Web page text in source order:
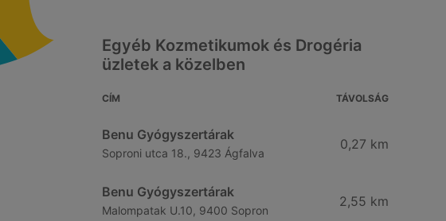
Egyéb Kozmetikumok és Drogéria
üzletek a közelben
CÍM TÁVOLSÁG
Benu Gyógyszertárak
Soproni utca 18., 9423 Ágfalva
0,27 km
Benu Gyógyszertárak
Malompatak U.10, 9400 Sopron
2,55 km